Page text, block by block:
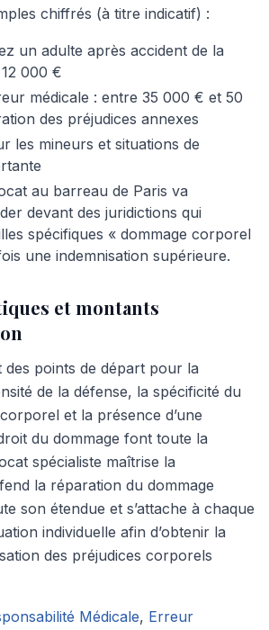
chiffrés (à titre indicatif) :
un adulte après accident de la
000 €
médicale : entre 35 000 € et 50
des préjudices annexes
les mineurs et situations de
au barreau de Paris va
devant des juridictions qui
spécifiques « dommage corporel
une indemnisation supérieure.
et montants
des points de départ pour la
de la défense, la spécificité du
et la présence d’une
du dommage font toute la
spécialiste maîtrise la
la réparation du dommage
son étendue et s’attache à chaque
individuelle afin d’obtenir la
des préjudices corporels
Médicale, Erreur